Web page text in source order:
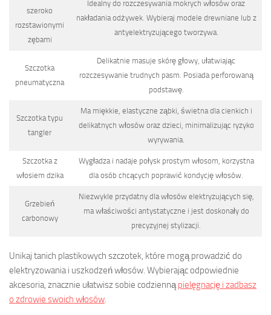
szeroko
rozstawionymi
zębami
Idealny do rozczesywania mokrych włosów oraz
nakładania odżywek. Wybieraj modele drewniane lub z
antyelektryzującego tworzywa.
Szczotka
pneumatyczna
Delikatnie masuje skórę głowy, ułatwiając
rozczesywanie trudnych pasm. Posiada perforowaną
podstawę.
Szczotka typu
tangler
Ma miękkie, elastyczne ząbki, świetna dla cienkich i
delikatnych włosów oraz dzieci, minimalizując ryzyko
wyrywania.
Szczotka z
włosiem dzika
Wygładza i nadaje połysk prostym włosom, korzystna
dla osób chcących poprawić kondycję włosów.
Grzebień
carbonowy
Niezwykle przydatny dla włosów elektryzujących się,
ma właściwości antystatyczne i jest doskonały do
precyzyjnej stylizacji.
Unikaj tanich plastikowych szczotek, które mogą prowadzić do
elektryzowania i uszkodzeń włosów. Wybierając odpowiednie
akcesoria, znacznie ułatwisz sobie codziennąpielęgnację i zadbasz
o zdrowie swoich włosów.